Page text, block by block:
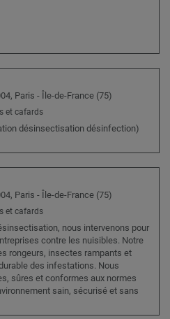
Paris - Île-de-France (75)
et cafards
désinsectisation désinfection)
Paris - Île-de-France (75)
et cafards
nous intervenons pour
contre les nuisibles. Notre
rongeurs, insectes rampants et
des infestations. Nous
sûres et conformes aux normes
sain, sécurisé et sans